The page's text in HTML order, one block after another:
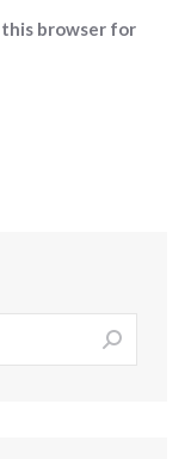
this browser for